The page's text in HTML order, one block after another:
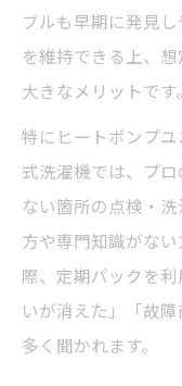
ブルも早期に発見
を維持できる上、
大きなメリットです。
特にヒートポンプ
式洗濯機では、プ
ない箇所の点検・
方や専門知識がな
際、定期パックを
いが消えた」「故
多く聞かれます。